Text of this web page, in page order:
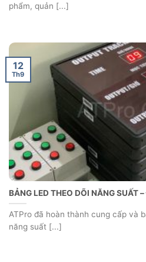
phẩm, quản [...]
BẢNG LED THEO DÕI NĂNG SUẤT
ATPro đã hoàn thành cung cấp và
năng suất [...]
12
Th9